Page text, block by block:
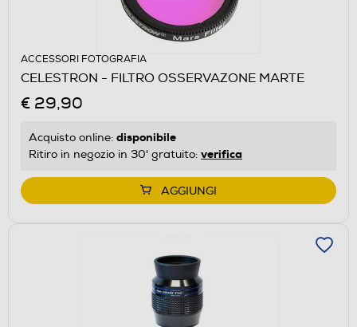
ACCESSORI FOTOGRAFIA
CELESTRON - FILTRO OSSERVAZONE MARTE
€ 29,90
Acquisto online: disponibile
Ritiro in negozio in 30' gratuito: verifica
AGGIUNGI